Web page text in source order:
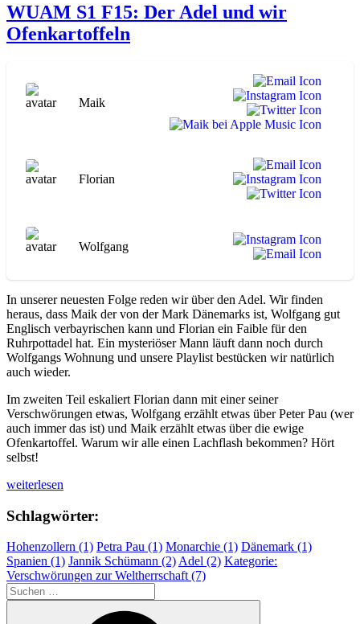
WUAM S1 F15: Der Adel und wir
Ofenkartoffeln
Maik
Florian
Wolfgang
In unserer neuesten Folge reden wir über den Adel. Wir finden
heraus, dass Maik der von der Mark Dänemarks ist, Wolfgang gut
Englisch verbayrischen kann und Florian ein Faible für den
Ruhrpottadel hat. Ein mysteriöser Mann läuft dann noch durch
Wolfgangs Wohnung und unsere Playlist bestücken wir natürlich
auch wieder.
Im zweiten Teil eskaliert Florian dann mit einer seiner
Verschwörungen etwas, Wolfgang erzählt etwas über Peter Pau (wer
auch immer das ist) und Maik erzählt etwas über die ewige
Ofenkartoffel. Warum wir alle einen Lachflash bekommen? Hört
selbst!
„WUAM
F15:
Adel
und
wir
Ofenkartoffeln“
weiterlesen
Schlagwörter:
Hohenzollern (1) Petra Pau (1) Monarchie (1) Dänemark (1)
Spanien (1) Jannik Schümann (2) Adel (2) Kategorie:
Verschwörungen zur Weltherrschaft (7)
Suchen
nach: